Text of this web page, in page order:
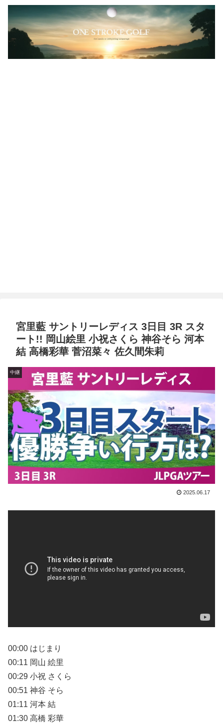
宮里藍 サントリーレディス 3日目 3R スタ
ート!! 岡山絵里 小祝さくら 神谷そら 河本
結 高橋彩華 菅沼菜々 佐久間朱莉
中継
2025.06.17
00:00 はじまり
00:11 岡山 絵里
00:29 小祝 さくら
00:51 神谷 そら
01:11 河本 結
01:30 高橋 彩華